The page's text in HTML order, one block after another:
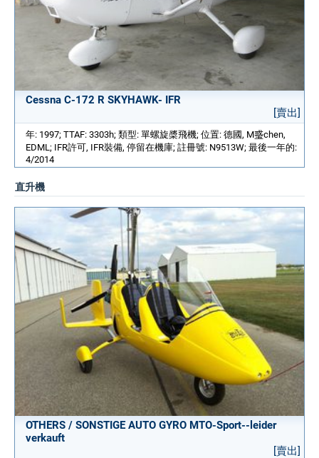
Cessna C-172 R SKYHAWK- IFR
[賣出]
年: 1997; TTAF: 3303h; 類型: 單螺旋槳飛機; 位置: 德國, M𤦂chen,
EDML; IFR許可, IFR裝備, 停留在機庫; 註冊號: N9513W; 最後一年的:
4/2014
直升機
OTHERS / SONSTIGE AUTO GYRO MTO-Sport--leider
verkauft
[賣出]